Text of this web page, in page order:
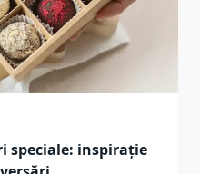
speciale: inspirație